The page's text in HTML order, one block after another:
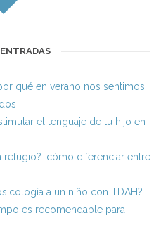
qué en verano nos sentimos
el lenguaje de tu hijo en
refugio?: cómo diferenciar entre
a un niño con TDAH?
es recomendable para